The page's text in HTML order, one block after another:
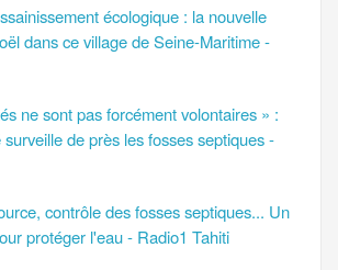
écologique : la nouvelle
dans ce village de Seine-Maritime -
ne sont pas forcément volontaires » :
de près les fosses septiques -
contrôle des fosses septiques... Un
protéger l'eau - Radio1 Tahiti